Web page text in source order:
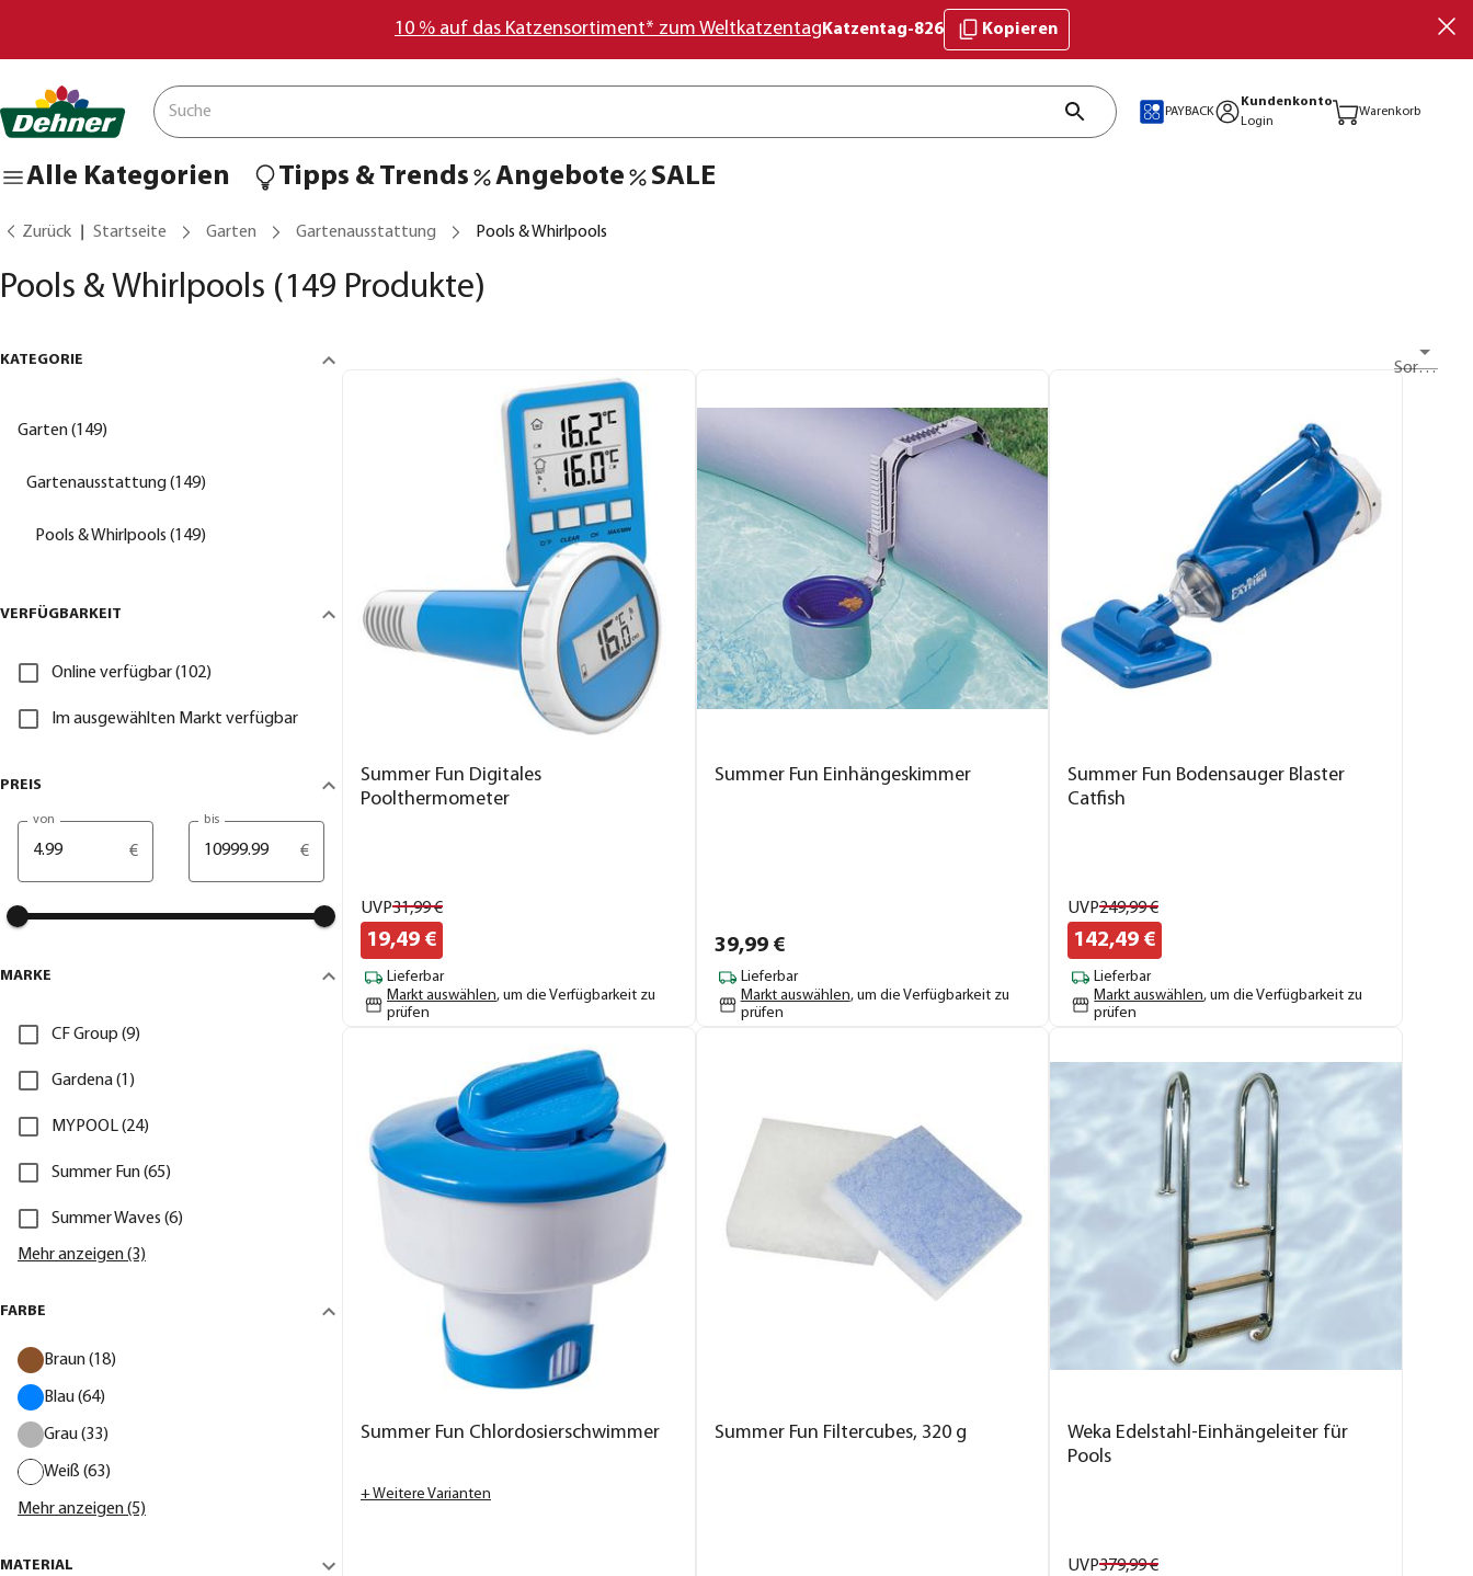
10 % auf das Katzensortiment* zum Weltkatzentag Katzentag-826 Kopieren
PAYBACK
Kundenkonto
Login
Warenkorb
Alle Kategorien Tipps & Trends Angebote SALE
Zurück Startseite Garten Gartenausstattung Pools & Whirlpools
Pools & Whirlpools (149 Produkte)
KATEGORIE
Garten (149)
Gartenausstattung (149)
Pools & Whirlpools (149)
VERFÜGBARKEIT
Online verfügbar (102)
Im ausgewählten Markt verfügbar
PREIS
von
€
bis
€
MARKE
CF Group (9)
Gardena (1)
MYPOOL (24)
Summer Fun (65)
Summer Waves (6)
Mehr anzeigen (3)
FARBE
Braun (18)
Blau (64)
Grau (33)
Weiß (63)
Mehr anzeigen (5)
MATERIAL
Sortieren nach
Summer Fun Digitales
Poolthermometer
UVP31,99€
19,49 €
Lieferbar
Markt auswählen, um die Verfügbarkeit zu
prüfen
Summer Fun Einhängeskimmer
39,99€
Lieferbar
Markt auswählen, um die Verfügbarkeit zu
prüfen
Summer Fun Bodensauger Blaster
Catfish
UVP249,99€
142,49 €
Lieferbar
Markt auswählen, um die Verfügbarkeit zu
prüfen
Summer Fun Chlordosierschwimmer
+ Weitere Varianten
Summer Fun Filtercubes, 320 g
Weka Edelstahl-Einhängeleiter für
Pools
UVP379,99€